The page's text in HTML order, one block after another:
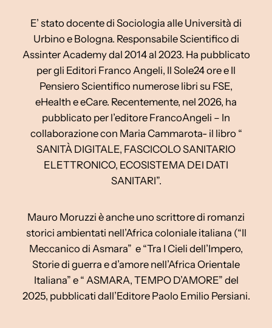
E’ stato docente di Sociologia alle Università di
Urbino e Bologna. Responsabile Scientifico di
Assinter Academy dal 2014 al 2023. Ha pubblicato
per gli Editori Franco Angeli, Il Sole24 ore e Il
Pensiero Scientifico numerose libri su FSE,
eHealth e eCare. Recentemente, nel 2026, ha
pubblicato per l’editore FrancoAngeli – In
collaborazione con Maria Cammarota- il libro “
SANITÀ DIGITALE, FASCICOLO SANITARIO
ELETTRONICO, ECOSISTEMA DEI DATI
SANITARI”.
Mauro Moruzzi è anche uno scrittore di romanzi
storici ambientati nell’Africa coloniale italiana (“Il
Meccanico di Asmara” e “Tra I Cieli dell’Impero,
Storie di guerra e d’amore nell’Africa Orientale
Italiana” e “ ASMARA, TEMPO D’AMORE” del
2025, pubblicati dall’Editore Paolo Emilio Persiani.